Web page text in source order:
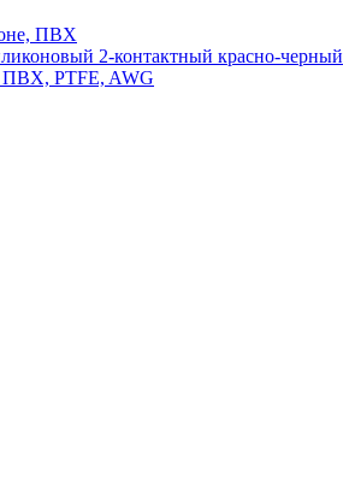
ПВХ
2-контактный красно-черный
ПВХ, PTFE, AWG